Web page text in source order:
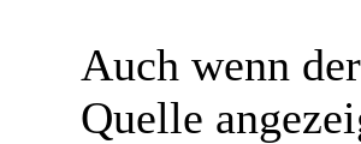
Auch wenn
Quelle